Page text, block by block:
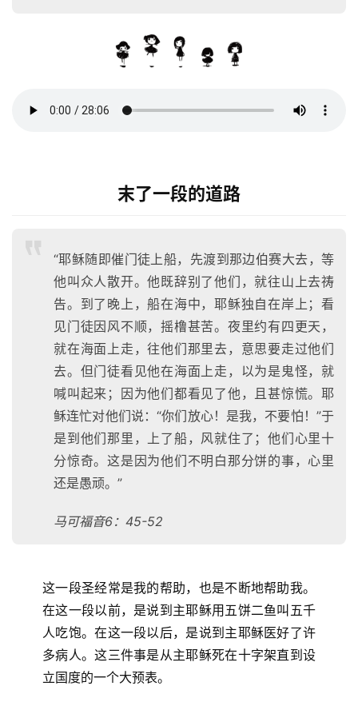
末了一段的道路
“耶稣随即催门徒上船，先渡到那边伯赛大去，等
他叫众人散开。他既辞别了他们，就往山上去祷
告。到了晚上，船在海中，耶稣独自在岸上；看
见门徒因风不顺，摇橹甚苦。夜里约有四更天，
就在海面上走，往他们那里去，意思要走过他们
去。但门徒看见他在海面上走，以为是鬼怪，就
喊叫起来；因为他们都看见了他，且甚惊慌。耶
稣连忙对他们说：“你们放心！是我，不要怕！”于
是到他们那里，上了船，风就住了；他们心里十
分惊奇。这是因为他们不明白那分饼的事，心里
还是愚顽。”
马可福音6：45-52
这一段圣经常是我的帮助，也是不断地帮助我。
在这一段以前，是说到主耶稣用五饼二鱼叫五千
人吃饱。在这一段以后，是说到主耶稣医好了许
多病人。这三件事是从主耶稣死在十字架直到设
立国度的一个大预表。